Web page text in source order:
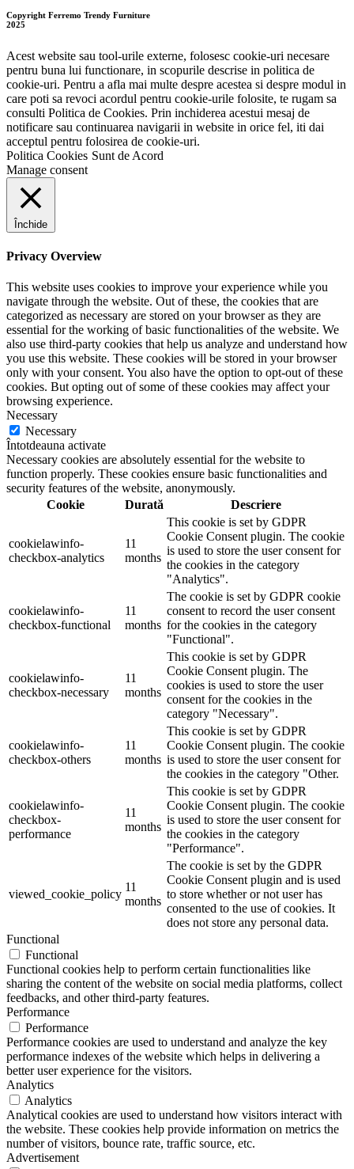
Copyright Ferremo Trendy Furniture
2025
Acest website sau tool-urile externe, folosesc cookie-uri necesare
pentru buna lui functionare, in scopurile descrise in politica de
cookie-uri. Pentru a afla mai multe despre acestea si despre modul in
care poti sa revoci acordul pentru cookie-urile folosite, te rugam sa
consulti Politica de Cookies. Prin inchiderea acestui mesaj de
notificare sau continuarea navigarii in website in orice fel, iti dai
acceptul pentru folosirea de cookie-uri.
Politica Cookies Sunt de Acord
Manage consent
Închide
Privacy Overview
This website uses cookies to improve your experience while you
navigate through the website. Out of these, the cookies that are
categorized as necessary are stored on your browser as they are
essential for the working of basic functionalities of the website. We
also use third-party cookies that help us analyze and understand how
you use this website. These cookies will be stored in your browser
only with your consent. You also have the option to opt-out of these
cookies. But opting out of some of these cookies may affect your
browsing experience.
Necessary
Necessary
Întotdeauna activate
Necessary cookies are absolutely essential for the website to
function properly. These cookies ensure basic functionalities and
security features of the website, anonymously.
Cookie
Durată Descriere
cookielawinfo-
checkbox-analytics
11
months
This cookie is set by GDPR
Cookie Consent plugin. The cookie
is used to store the user consent for
the cookies in the category
"Analytics".
cookielawinfo-
checkbox-functional
11
months
The cookie is set by GDPR cookie
consent to record the user consent
for the cookies in the category
"Functional".
cookielawinfo-
checkbox-necessary
11
months
This cookie is set by GDPR
Cookie Consent plugin. The
cookies is used to store the user
consent for the cookies in the
category "Necessary".
cookielawinfo-
checkbox-others
11
months
This cookie is set by GDPR
Cookie Consent plugin. The cookie
is used to store the user consent for
the cookies in the category "Other.
cookielawinfo-
checkbox-
performance
11
months
This cookie is set by GDPR
Cookie Consent plugin. The cookie
is used to store the user consent for
the cookies in the category
"Performance".
viewed_cookie_policy
11
months
The cookie is set by the GDPR
Cookie Consent plugin and is used
to store whether or not user has
consented to the use of cookies. It
does not store any personal data.
Functional
Functional
Functional cookies help to perform certain functionalities like
sharing the content of the website on social media platforms, collect
feedbacks, and other third-party features.
Performance
Performance
Performance cookies are used to understand and analyze the key
performance indexes of the website which helps in delivering a
better user experience for the visitors.
Analytics
Analytics
Analytical cookies are used to understand how visitors interact with
the website. These cookies help provide information on metrics the
number of visitors, bounce rate, traffic source, etc.
Advertisement